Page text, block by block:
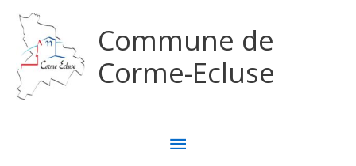
Commune de
Corme-Ecluse
MENU